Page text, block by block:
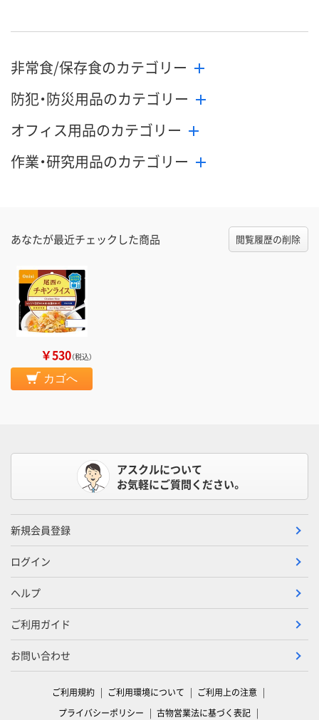
非常食/保存食のカテゴリー
防犯・防災用品のカテゴリー
オフィス用品のカテゴリー
作業・研究用品のカテゴリー
あなたが最近チェックした商品 閲覧履歴の削除
￥530（税込）
カゴへ
アスクルについて
お気軽にご質問ください。
新規会員登録
ログイン
ヘルプ
ご利用ガイド
お問い合わせ
ご利用規約 ご利用環境について
ご利用上の注意
プライバシーポリシー
古物営業法に基づく表記